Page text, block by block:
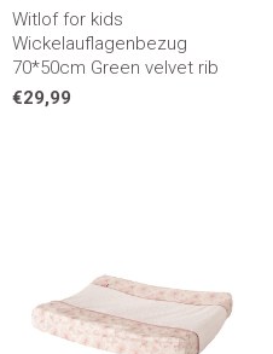
Witlof for kids
Wickelauflagenbezug
70*50cm Green velvet rib
€29,99